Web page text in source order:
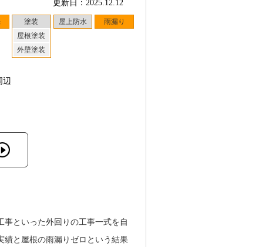
更新日：2025.12.12
塗装
屋根塗装
外壁塗装
屋上防水 雨漏り
辺
といった外回りの工事一式を自
績と屋根の雨漏りゼロという結果